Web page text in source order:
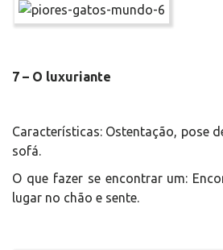
7 – O luxuriante
Características: Ostentação, pose
sofá.
O que fazer se encontrar um:
lugar no chão e sente.